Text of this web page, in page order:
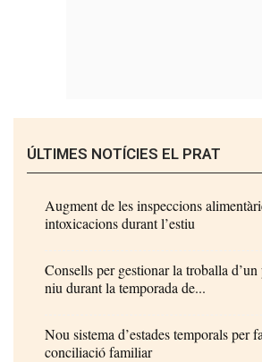
ÚLTIMES NOTÍCIES EL PRAT
Augment de les inspeccions
intoxicacions durant l’estiu
Consells per gestionar la troballa
niu durant la temporada de...
Nou sistema d’estades temporals per
conciliació familiar